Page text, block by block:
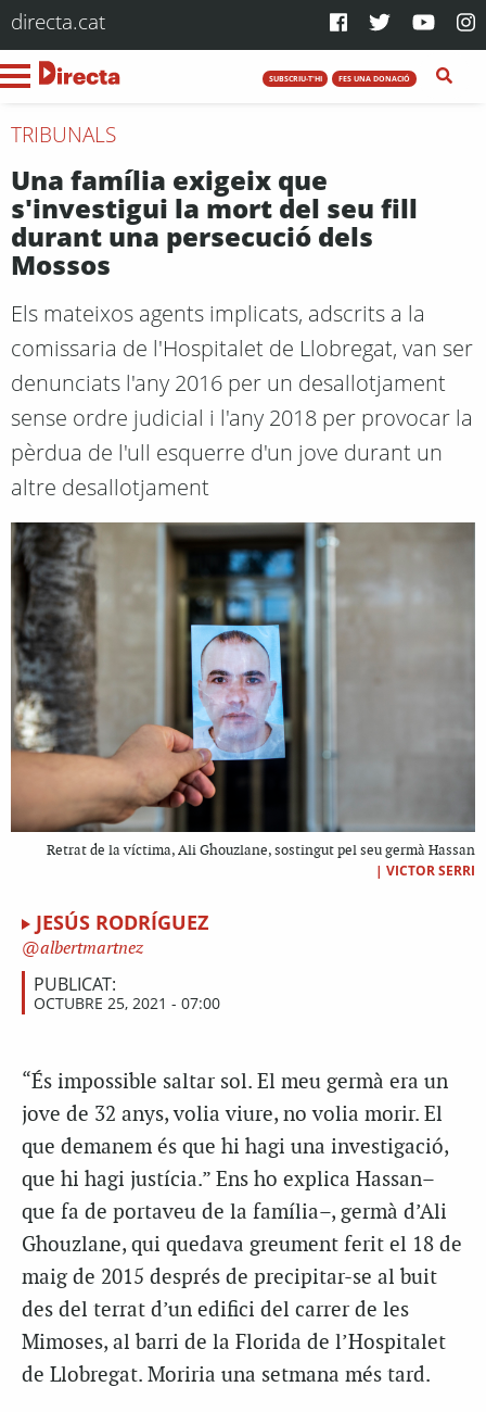
directa.cat
SUBSCRIU-T'HI FES UNA DONACIÓ
TRIBUNALS
Una família exigeix que
s'investigui la mort del seu fill
durant una persecució dels
Mossos
Els mateixos agents implicats, adscrits a la
comissaria de l'Hospitalet de Llobregat, van ser
denunciats l'any 2016 per un desallotjament
sense ordre judicial i l'any 2018 per provocar la
pèrdua de l'ull esquerre d'un jove durant un
altre desallotjament
Retrat de la víctima, Ali Ghouzlane, sostingut pel seu germà Hassan
| VICTOR SERRI
JESÚS RODRÍGUEZ
albertmartnez
PUBLICAT:
OCTUBRE 25, 2021 - 07:00
“És impossible saltar sol. El meu germà era un
jove de 32 anys, volia viure, no volia morir. El
que demanem és que hi hagi una investigació,
que hi hagi justícia.” Ens ho explica Hassan–
que fa de portaveu de la família–, germà d’Ali
Ghouzlane, qui quedava greument ferit el 18 de
maig de 2015 després de precipitar-se al buit
des del terrat d’un edifici del carrer de les
Mimoses, al barri de la Florida de l’Hospitalet
de Llobregat. Moriria una setmana més tard.